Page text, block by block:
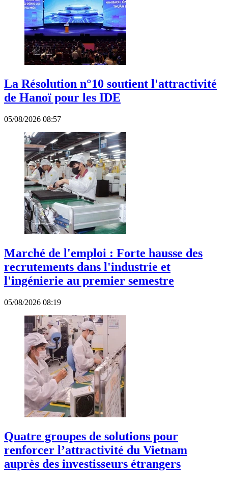
La Résolution n°10 soutient l'attractivité
de Hanoï pour les IDE
05/08/2026 08:57
Marché de l'emploi : Forte hausse des
recrutements dans l'industrie et
l'ingénierie au premier semestre
05/08/2026 08:19
Quatre groupes de solutions pour
renforcer l’attractivité du Vietnam
auprès des investisseurs étrangers